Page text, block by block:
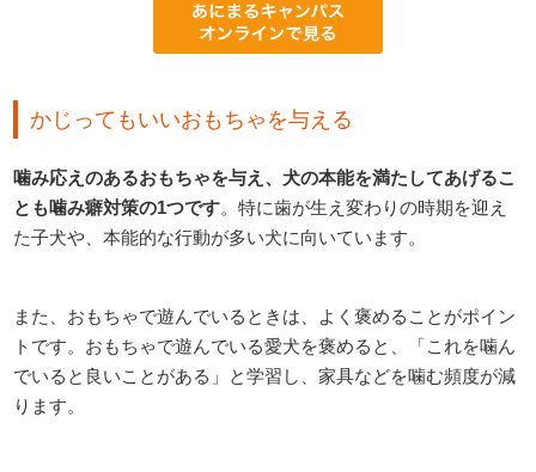
かじってもいいおもちゃを与える
噛み応えのあるおもちゃを与え、犬の本能を満たしてあげるこ
とも噛み癖対策の1つです。特に歯が生え変わりの時期を迎え
た子犬や、本能的な行動が多い犬に向いています。
また、おもちゃで遊んでいるときは、よく褒めることがポイン
トです。おもちゃで遊んでいる愛犬を褒めると、「これを噛ん
でいると良いことがある」と学習し、家具などを噛む頻度が減
ります。